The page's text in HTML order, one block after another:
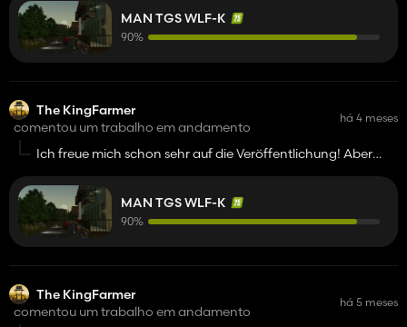
MAN TGS WLF-K
90%
The KingFarmer
comentou um trabalho em andamento
há 4 meses
Ich freue mich schon sehr auf die Veröffentlichung! Aber
man den Abrollbehälter auch an anderen Haken LKW's
anbringen können? Denn das wäre der Hammer!
MAN TGS WLF-K
90%
The KingFarmer
comentou um trabalho em andamento
há 5 meses